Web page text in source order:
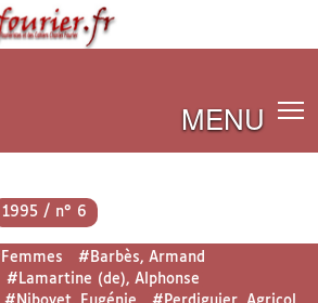
MENU
1995 / n° 6
#Barbès, Armand
#Lamartine (de), Alphonse